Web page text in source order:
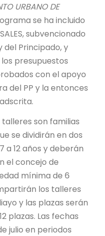
URBANO DE
se ha incluido
subvencionado
Principado, y
presupuestos
con el apoyo
del PP y la entonces
son familias
se dividirán en dos
a 12 años y deberán
el concejo de
mínima de 6
los talleres
y las plazas serán
plazas. Las fechas
julio en periodos